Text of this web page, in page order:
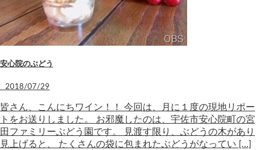
安心院のぶどう
2018/07/29
皆さん、こんにちワイン！！ 今回は、月に１度の現地リポー
トをお送りしました。 お邪魔したのは、宇佐市安心院町の宮
田ファミリーぶどう園です。 見渡す限り、ぶどうの木があり
見上げると、 たくさんの袋に包まれたぶどうがなってい […]